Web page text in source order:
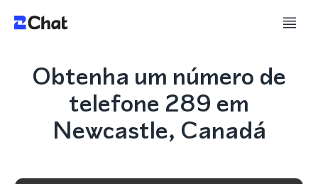
Obtenha um número de
telefone 289 em
Newcastle, Canadá